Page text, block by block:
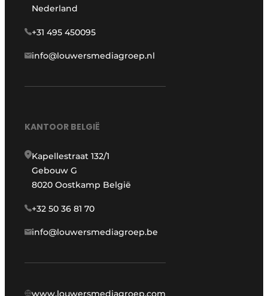
Nederland
+31 495 450095
info@louwersmediagroep.nl
KANTOOR BELGIË
Kapellestraat 132/1
Gebouw G
8020 Oostkamp België
+32 50 36 81 70
info@louwersmediagroep.be
www.louwersmediagroep.com